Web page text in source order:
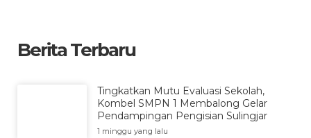
Berita Terbaru
Tingkatkan Mutu Evaluasi Sekolah,
Kombel SMPN 1 Membalong Gelar
Pendampingan Pengisian Sulingjar
1 minggu yang lalu